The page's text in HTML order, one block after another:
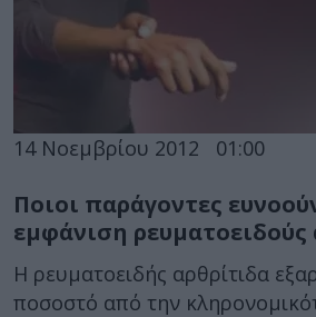
14 Νοεμβρίου 2012 01:00
Ποιοι παράγοντες
εμφάνιση ρευματοειδούς
Η ρευματοειδής αρθρίτιδα
ποσοστό από την